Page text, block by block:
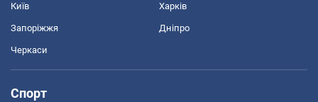
Київ Харків
Запоріжжя Дніпро
Черкаси
Спорт